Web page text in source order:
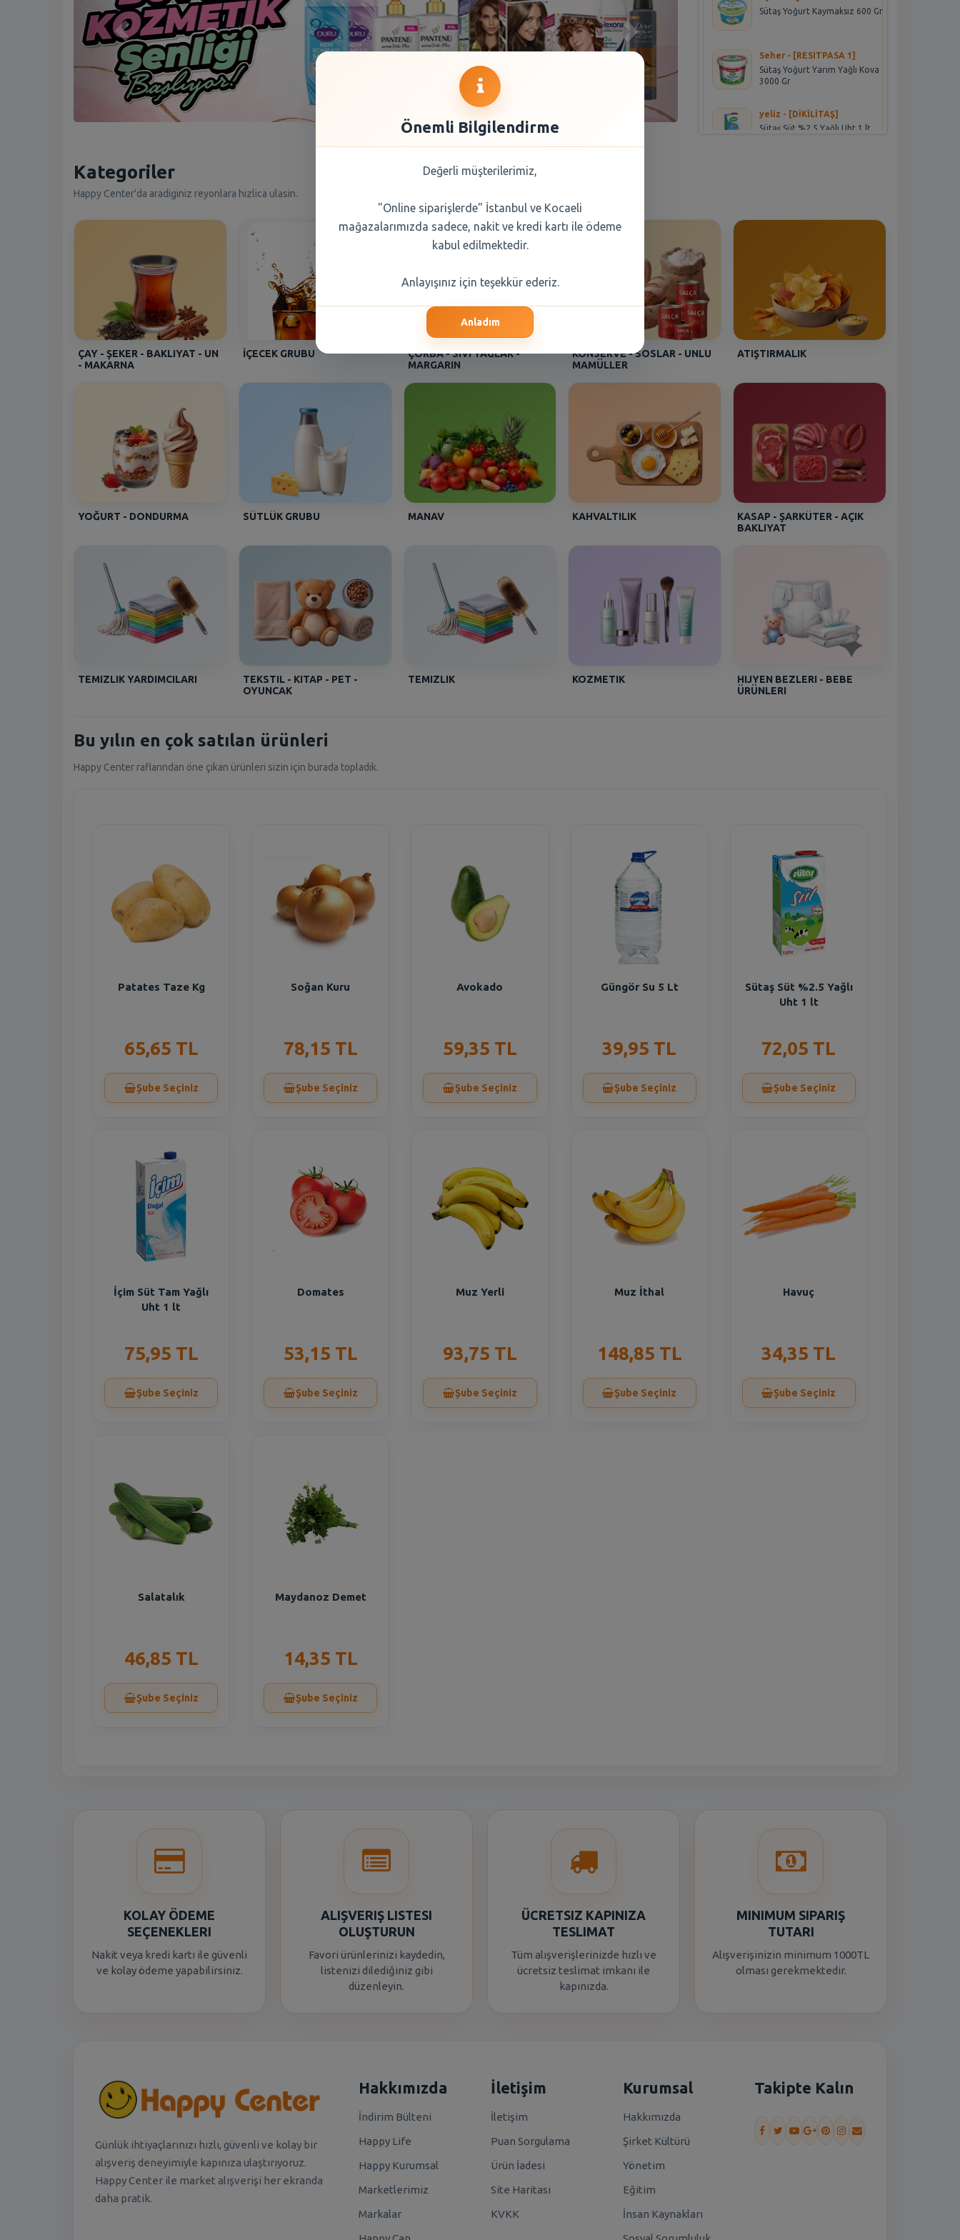
Sütaş Yoğurt Kaymaksız 600 Gr
Seher - [RESITPASA 1]
Sütaş Yoğurt Yarım Yağlı Kova
3000 Gr
yeliz - [DİKİLİTAŞ]
Sütaş Süt %2.5 Yağlı Uht 1 lt
Necla - [BANDIRMA MERKEZ]
Berkan - [MALTEPE
ALTAYCESME]
Teksüt Yarım Yağlı Uht Süt 1/1
Mehmet - [SIRINEVLER]
Yörsan Süt Yağlı Uht 1/1
Gülten - [ESENLER]
Bağcı Zeytin Yağlı Siyah 1400 Gr
Aynur - [CEKMECE]
Aydan - [BANDIRMA MERKEZ]
Sütaş Yoğurt Kaymaksız 600 Gr
Kategoriler
Happy Center'da aradiginiz reyonlara hizlica ulasin.
ÇAY - ŞEKER - BAKLIYAT - UN
- MAKARNA
İÇECEK GRUBU
ÇORBA - SIVI YAĞLAR -
MARGARIN
KONSERVE - SOSLAR - UNLU
MAMÜLLER
ATIŞTIRMALIK
YOĞURT - DONDURMA SÜTLÜK GRUBU MANAV KAHVALTILIK
KASAP - ŞARKÜTER - AÇIK
BAKLIYAT
TEMIZLIK YARDIMCILARI
TEKSTIL - KITAP - PET -
OYUNCAK
TEMIZLIK KOZMETIK
HIJYEN BEZLERI - BEBE
ÜRÜNLERI
Bu yılın en çok satılan ürünleri
Happy Center raflarından öne çıkan ürünleri sizin için burada topladık.
Patates Taze Kg
65,65 TL
Şube Seçiniz
Soğan Kuru
78,15 TL
Şube Seçiniz
Avokado
59,35 TL
Şube Seçiniz
Güngör Su 5 Lt
39,95 TL
Şube Seçiniz
Sütaş Süt %2.5 Yağlı
Uht 1 lt
72,05 TL
Şube Seçiniz
İçim Süt Tam Yağlı
Uht 1 lt
75,95 TL
Şube Seçiniz
Domates
53,15 TL
Şube Seçiniz
Muz Yerli
93,75 TL
Şube Seçiniz
Muz İthal
148,85 TL
Şube Seçiniz
Havuç
34,35 TL
Şube Seçiniz
Salatalık
46,85 TL
Şube Seçiniz
Maydanoz Demet
14,35 TL
Şube Seçiniz
KOLAY ÖDEME
SEÇENEKLERI
Nakit veya kredi kartı ile güvenli
ve kolay ödeme yapabilirsiniz.
ALIŞVERIŞ LISTESI
OLUŞTURUN
Favori ürünlerinizi kaydedin,
listenizi dilediğiniz gibi
düzenleyin.
ÜCRETSIZ KAPINIZA
TESLIMAT
Tüm alışverişlerinizde hızlı ve
ücretsiz teslimat imkanı ile
kapınızda.
MINIMUM SIPARIŞ
TUTARI
Alışverişinizin minimum 1000TL
olması gerekmektedir.
Günlük ihtiyaçlarınızı hızlı, güvenli ve kolay bir
alışveriş deneyimiyle kapınıza ulaştırıyoruz.
Happy Center ile market alışverişi her ekranda
daha pratik.
Hakkımızda
İndirim Bülteni
Happy Life
Happy Kurumsal
Marketlerimiz
Markalar
İletişim
İletişim
Puan Sorgulama
Ürün İadesi
Site Haritası
KVKK
Kurumsal
Hakkımızda
Şirket Kültürü
Yönetim
Eğitim
İnsan Kaynakları
Takipte Kalın
Önemli Bilgilendirme
Değerli müşterilerimiz,
"Online siparişlerde" İstanbul ve Kocaeli
mağazalarımızda sadece, nakit ve kredi kartı ile ödeme
kabul edilmektedir.
Anlayışınız için teşekkür ederiz.
Anladım